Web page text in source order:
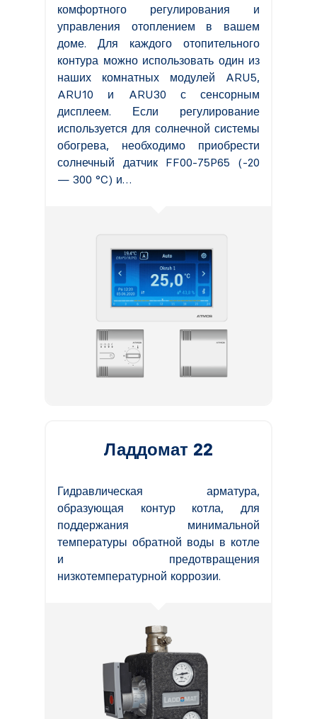
комфортного регулирования и
управления отоплением в вашем
доме. Для каждого отопительного
контура можно использовать один из
наших комнатных модулей ARU5,
ARU10 и ARU30 с сенсорным
дисплеем. Если регулирование
используется для солнечной системы
обогрева, необходимо приобрести
солнечный датчик FF00-75P65 (-20
— 300 °C) и…
Ладдомат 22
Гидравлическая арматура,
образующая контур котла, для
поддержания минимальной
температуры обратной воды в котле
и предотвращения
низкотемпературной коррозии.